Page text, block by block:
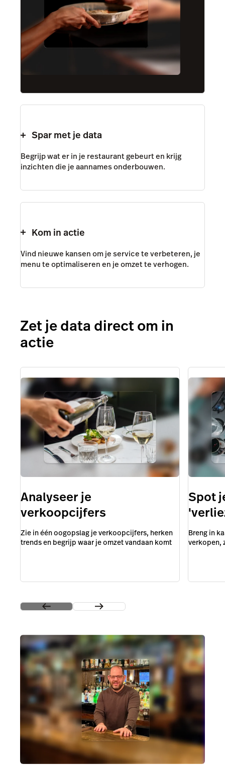
Spar met je data
Begrijp wat er in je restaurant gebeurt en krijg
inzichten die je aannames onderbouwen.
Kom in actie
Vind nieuwe kansen om je service te verbeteren, je
menu te optimaliseren en je omzet te verhogen.
Zet je data direct om in
actie
Analyseer je
verkoopcijfers
Zie in één oogopslag je verkoopcijfers, herken
trends en begrijp waar je omzet vandaan komt
Spot
Breng in
verkopen,